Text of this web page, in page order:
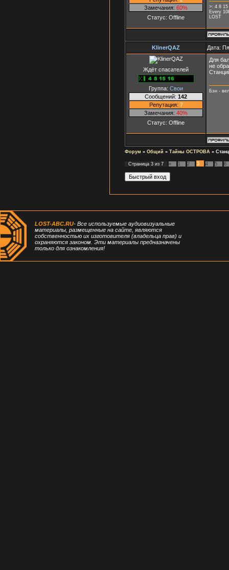
Замечания: 60%
Статус: Offline
>: 4 8 15
Every
LOST
KlinerQAZ Дата:
Ждёт спасателей
Группа: Свои
Сообщений: 142
Репутация: 7
Замечания: 40%
Статус: Offline
Для
не
Бэн -
Форум » Общий » Тайны ОСТРОВА »
Страница 3 из 7 « 1 2 3 4 5 6
LOST-ABC.RU- Все используемые аудиовизуальные
материалы, размещенные на сайте, являются
собственностью их изготовителя (владельца прав) и
охраняются законом. Эти материалы предназначены
только для ознакомления!